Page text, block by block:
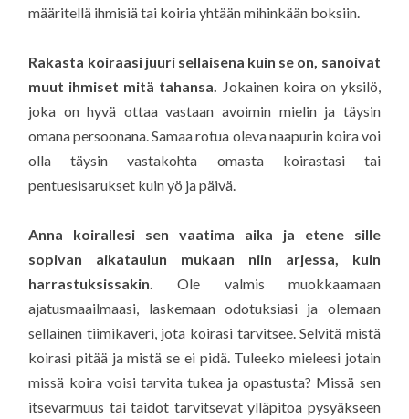
määritellä ihmisiä tai koiria yhtään mihinkään boksiin.
Rakasta koiraasi juuri sellaisena kuin se on, sanoivat
muut ihmiset mitä tahansa.
Jokainen koira on yksilö,
joka on hyvä ottaa vastaan avoimin mielin ja täysin
omana persoonana. Samaa rotua oleva naapurin koira voi
olla täysin vastakohta omasta koirastasi tai
pentuesisarukset kuin yö ja päivä.
Anna koirallesi sen vaatima aika ja etene sille
sopivan aikataulun mukaan niin arjessa, kuin
harrastuksissakin.
Ole valmis muokkaamaan
ajatusmaailmaasi, laskemaan odotuksiasi ja olemaan
sellainen tiimikaveri, jota koirasi tarvitsee. Selvitä mistä
koirasi pitää ja mistä se ei pidä. Tuleeko mieleesi jotain
missä koira voisi tarvita tukea ja opastusta? Missä sen
itsevarmuus tai taidot tarvitsevat ylläpitoa pysyäkseen